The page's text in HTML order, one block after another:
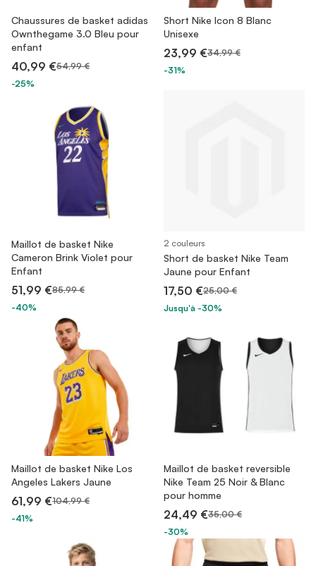
Chaussures de basket adidas
Ownthegame 3.0 Bleu pour
enfant
40,99 €54,99 €
-25%
Short Nike Icon 8 Blanc
Unisexe
23,99 €34,99 €
-31%
Maillot de basket Nike
Cameron Brink Violet pour
Enfant
51,99 €85,99 €
-40%
2 couleurs
Short de basket Nike Team
Jaune pour Enfant
17,50 €25,00 €
Jusqu'à -30%
Maillot de basket Nike Los
Angeles Lakers Jaune
61,99 €104,99 €
-41%
Maillot de basket reversible
Nike Team 25 Noir & Blanc
pour homme
24,49 €35,00 €
-30%